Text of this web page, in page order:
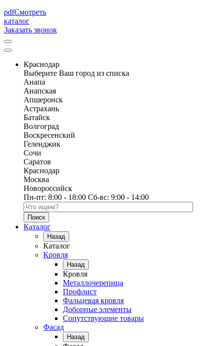
pdfСмотреть
каталог
Заказать звонок
Краснодар
Выберите Ваш город из списка
Анапа
Анапская
Апшеронск
Астрахань
Батайск
Волгоград
Воскресенский
Геленджик
Сочи
Саратов
Краснодар
Москва
Новороссийск
Пн-пт: 8:00 - 18:00 Сб-вс: 9:00 - 14:00
Поиск по каталогу
Каталог
Назад
Каталог
Кровля
Назад
Кровля
Металлочерепица
Профлист
Фальцевая кровля
Доборные элементы
Сопутствующие товары
Фасад
Назад